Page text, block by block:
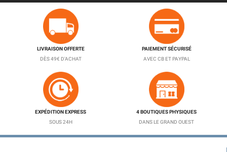
LIVRAISON OFFERTE
DÈS 49€ D'ACHAT
PAIEMENT SÉCURISÉ
AVEC CB ET PAYPAL
EXPÉDITION EXPRESS
SOUS 24H
4 BOUTIQUES PHYSIQUES
DANS LE GRAND OUEST